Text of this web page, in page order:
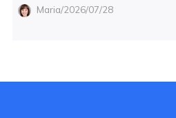
Maria/2026/07/28